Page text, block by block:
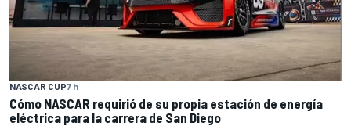
NASCAR CUP7 h
Cómo NASCAR requirió de su propia estación de energía
eléctrica para la carrera de San Diego